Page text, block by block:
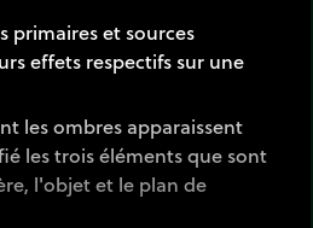
primaires et sources
effets respectifs sur une
les ombres apparaissent
les trois éléments que sont
l'objet et le plan de